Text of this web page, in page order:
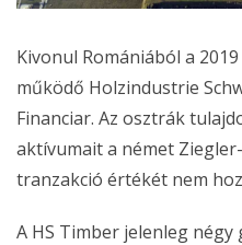
Kivonul Romániából a
működő Holzindustrie
Financiar. Az osztrák
aktívumait a német
tranzakció értékét nem
A HS Timber jelenleg